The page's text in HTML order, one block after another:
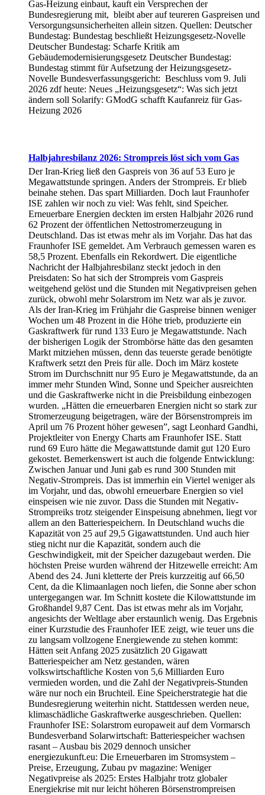
Gas-Heizung einbaut, kauft ein Versprechen der
Bundesregierung mit, bleibt aber auf teureren Gaspreisen und
Versorgungsunsicherheiten allein sitzen. Quellen: Deutscher
Bundestag: Bundestag beschließt Heizungsgesetz-Novelle
Deutscher Bundestag: Scharfe Kritik am
Gebäudemodernisierungsgesetz Deutscher Bundestag:
Bundestag stimmt für Aufsetzung der Heizungsgesetz-
Novelle Bundesverfassungsgericht: Beschluss vom 9. Juli
2026 zdf heute: Neues „Heizungsgesetz“: Was sich jetzt
ändern soll Solarify: GModG schafft Kaufanreiz für Gas-
Heizung 2026
Halbjahresbilanz 2026: Strompreis löst sich vom Gas
Der Iran-Krieg ließ den Gaspreis von 36 auf 53 Euro je
Megawattstunde springen. Anders der Strompreis. Er blieb
beinahe stehen. Das spart Milliarden. Doch laut Fraunhofer
ISE zahlen wir noch zu viel: Was fehlt, sind Speicher.
Erneuerbare Energien deckten im ersten Halbjahr 2026 rund
62 Prozent der öffentlichen Nettostromerzeugung in
Deutschland. Das ist etwas mehr als im Vorjahr. Das hat das
Fraunhofer ISE gemeldet. Am Verbrauch gemessen waren es
58,5 Prozent. Ebenfalls ein Rekordwert. Die eigentliche
Nachricht der Halbjahresbilanz steckt jedoch in den
Preisdaten: So hat sich der Strompreis vom Gaspreis
weitgehend gelöst und die Stunden mit Negativpreisen gehen
zurück, obwohl mehr Solarstrom im Netz war als je zuvor.
Als der Iran-Krieg im Frühjahr die Gaspreise binnen weniger
Wochen um 48 Prozent in die Höhe trieb, produzierte ein
Gaskraftwerk für rund 133 Euro je Megawattstunde. Nach
der bisherigen Logik der Strombörse hätte das den gesamten
Markt mitziehen müssen, denn das teuerste gerade benötigte
Kraftwerk setzt den Preis für alle. Doch im März kostete
Strom im Durchschnitt nur 95 Euro je Megawattstunde, da an
immer mehr Stunden Wind, Sonne und Speicher ausreichten
und die Gaskraftwerke nicht in die Preisbildung einbezogen
wurden. „Hätten die erneuerbaren Energien nicht so stark zur
Stromerzeugung beigetragen, wäre der Börsenstrompreis im
April um 76 Prozent höher gewesen”, sagt Leonhard Gandhi,
Projektleiter von Energy Charts am Fraunhofer ISE. Statt
rund 69 Euro hätte die Megawattstunde damit gut 120 Euro
gekostet. Bemerkenswert ist auch die folgende Entwicklung:
Zwischen Januar und Juni gab es rund 300 Stunden mit
Negativ-Strompreis. Das ist immerhin ein Viertel weniger als
im Vorjahr, und das, obwohl erneuerbare Energien so viel
einspeisen wie nie zuvor. Dass die Stunden mit Negativ-
Strompreiks trotz steigender Einspeisung abnehmen, liegt vor
allem an den Batteriespeichern. In Deutschland wuchs die
Kapazität von 25 auf 29,5 Gigawattstunden. Und auch hier
stieg nicht nur die Kapazität, sondern auch die
Geschwindigkeit, mit der Speicher dazugebaut werden. Die
höchsten Preise wurden während der Hitzewelle erreicht: Am
Abend des 24. Juni kletterte der Preis kurzzeitig auf 66,50
Cent, da die Klimaanlagen noch liefen, die Sonne aber schon
untergegangen war. Im Schnitt kostete die Kilowattstunde im
Großhandel 9,87 Cent. Das ist etwas mehr als im Vorjahr,
angesichts der Weltlage aber erstaunlich wenig. Das Ergebnis
einer Kurzstudie des Fraunhofer IEE zeigt, wie teuer uns die
zu langsam vollzogene Energiewende zu stehen kommt:
Hätten seit Anfang 2025 zusätzlich 20 Gigawatt
Batteriespeicher am Netz gestanden, wären
volkswirtschaftliche Kosten von 5,6 Milliarden Euro
vermieden worden, und die Zahl der Negativpreis-Stunden
wäre nur noch ein Bruchteil. Eine Speicherstrategie hat die
Bundesregierung weiterhin nicht. Stattdessen werden neue,
klimaschädliche Gaskraftwerke ausgeschrieben. Quellen:
Fraunhofer ISE: Solarstrom europaweit auf dem Vormarsch
Bundesverband Solarwirtschaft: Batteriespeicher wachsen
rasant – Ausbau bis 2029 dennoch unsicher
energiezukunft.eu: Die Erneuerbaren im Stromsystem –
Preise, Erzeugung, Zubau pv magazine: Weniger
Negativpreise als 2025: Erstes Halbjahr trotz globaler
Energiekrise mit nur leicht höheren Börsenstrompreisen